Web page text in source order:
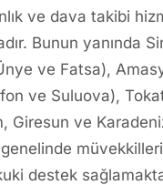
ve dava takibi
Bunun yanında
ve Fatsa),
ve Suluova),
Giresun ve
destek